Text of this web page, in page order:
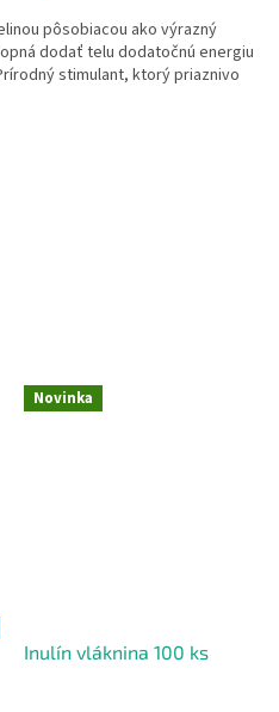
pôsobiacou ako výrazný
dodať telu dodatočnú energiu
stimulant, ktorý priaznivo
Novinka
Inulín vláknina 100 ks